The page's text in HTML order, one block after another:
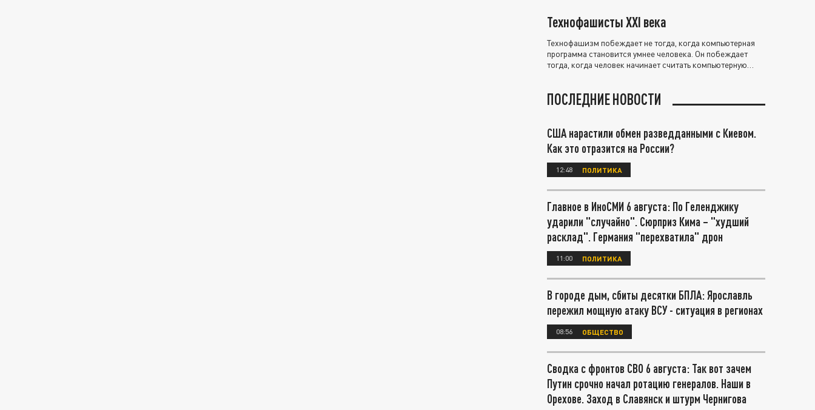
Технофашисты XXI века
Технофашизм побеждает не тогда, когда компьютерная
программа становится умнее человека. Он побеждает
тогда, когда человек начинает считать компьютерную
ПОСЛЕДНИЕ НОВОСТИ
США нарастили обмен разведданными с Киевом.
Как это отразится на России?
12:48 ПОЛИТИКА
Главное в ИноСМИ 6 августа: По Геленджику
ударили "случайно". Сюрприз Кима – "худший
расклад". Германия "перехватила" дрон
11:00 ПОЛИТИКА
В городе дым, сбиты десятки БПЛА: Ярославль
пережил мощную атаку ВСУ - ситуация в регионах
08:56 ОБЩЕСТВО
Сводка с фронтов СВО 6 августа: Так вот зачем
Путин срочно начал ротацию генералов. Наши в
Орехове. Заход в Славянск и штурм Чернигова